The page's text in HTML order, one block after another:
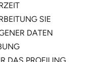
SIE
DATEN